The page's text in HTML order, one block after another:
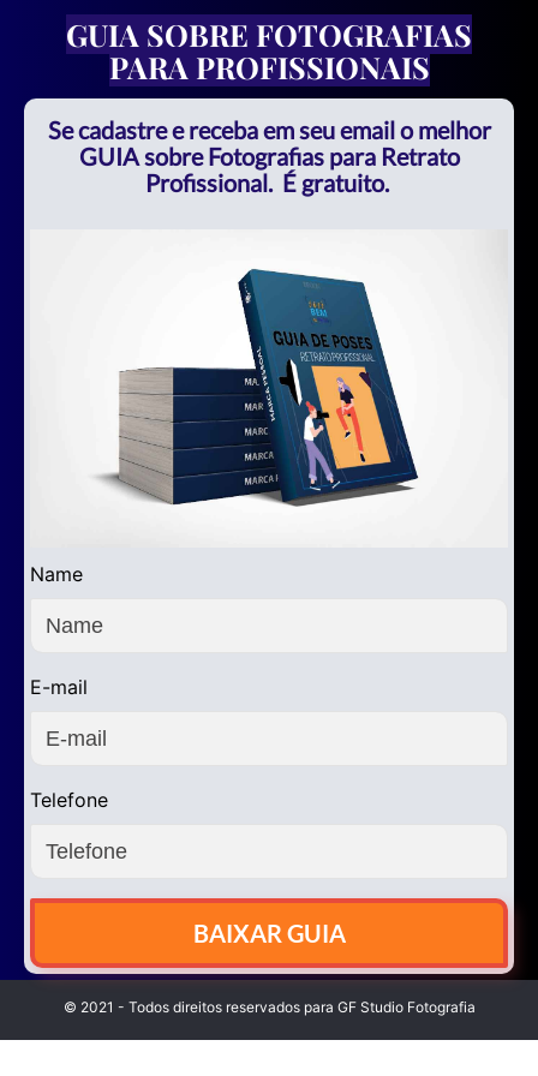
GUIA SOBRE FOTOGRAFIAS
PARA PROFISSIONAIS
Se cadastre e receba em seu email o melhor
GUIA sobre Fotografias para Retrato
Profissional. É gratuito.
Name
E-mail
Telefone
BAIXAR GUIA
© 2021 - Todos direitos reservados para GF Studio Fotografia